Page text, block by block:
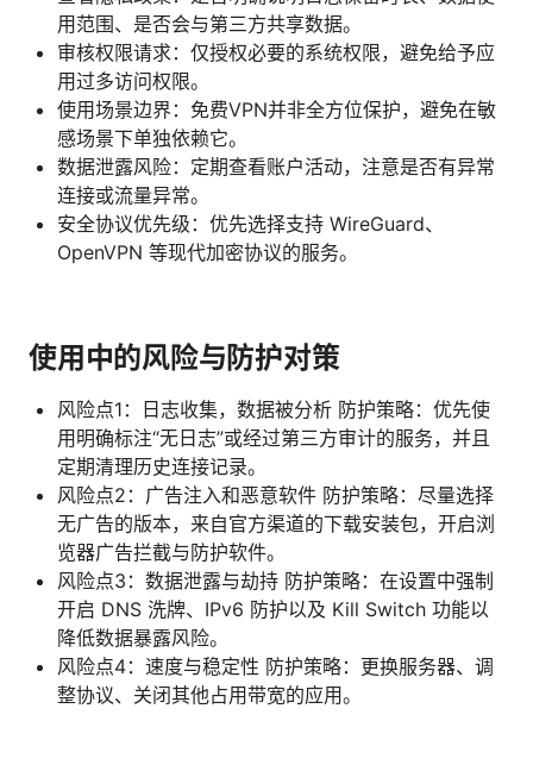
用范围、是否会与第三方共享数据。
审核权限请求：仅授权必要的系统权限，避免给予应
用过多访问权限。
使用场景边界：免费VPN并非全方位保护，避免在敏
感场景下单独依赖它。
数据泄露风险：定期查看账户活动，注意是否有异常
连接或流量异常。
安全协议优先级：优先选择支持 WireGuard、
OpenVPN 等现代加密协议的服务。
使用中的风险与防护对策
风险点1：日志收集，数据被分析 防护策略：优先使
用明确标注“无日志”或经过第三方审计的服务，并且
定期清理历史连接记录。
风险点2：广告注入和恶意软件 防护策略：尽量选择
无广告的版本，来自官方渠道的下载安装包，开启浏
览器广告拦截与防护软件。
风险点3：数据泄露与劫持 防护策略：在设置中强制
开启 DNS 洗牌、IPv6 防护以及 Kill Switch 功能以
降低数据暴露风险。
风险点4：速度与稳定性 防护策略：更换服务器、调
整协议、关闭其他占用带宽的应用。